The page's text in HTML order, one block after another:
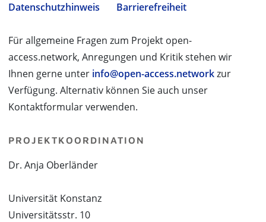
Datenschutzhinweis
Barrierefreiheit
Für allgemeine Fragen zum Projekt open-
access.network, Anregungen und Kritik stehen wir
Ihnen gerne unter info@open-access.networkzur
Verfügung. Alternativ können Sie auch unser
Kontaktformular verwenden.
PROJEKTKOORDINATION
Dr. Anja Oberländer
Universität Konstanz
Universitätsstr. 10